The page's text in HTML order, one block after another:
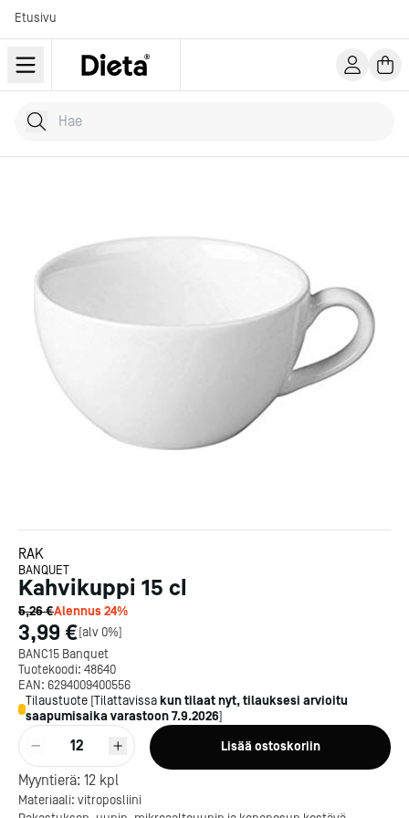
Etusivu
Hae tuotteita
Kirjoita hakusana...
RAK
BANQUET
Kahvikuppi 15 cl
5,26 €Alennus24%
3,99 €[alv 0%]
BANC15 Banquet
Tuotekoodi: 48640
EAN: 6294009400556
Tilaustuote [Tilattavissa kun tilaat nyt, tilauksesi arvioitu
saapumisaika varastoon7.9.2026]
12 Lisää ostoskoriin
Myyntierä: 12 kpl
Materiaali: vitroposliini
Kotipizza on vuonna 1987
perustettu yritys, jolla on yli
300 ravintolaa eri puolella